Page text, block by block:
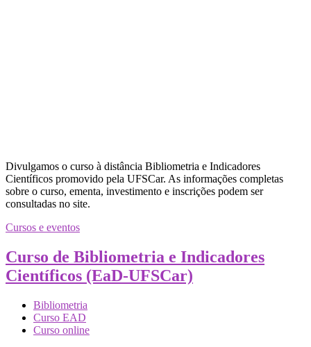
Divulgamos o curso à distância Bibliometria e Indicadores
Científicos promovido pela UFSCar. As informações completas
sobre o curso, ementa, investimento e inscrições podem ser
consultadas no site.
Cursos e eventos
Curso de Bibliometria e Indicadores
Científicos (EaD-UFSCar)
Bibliometria
Curso EAD
Curso online